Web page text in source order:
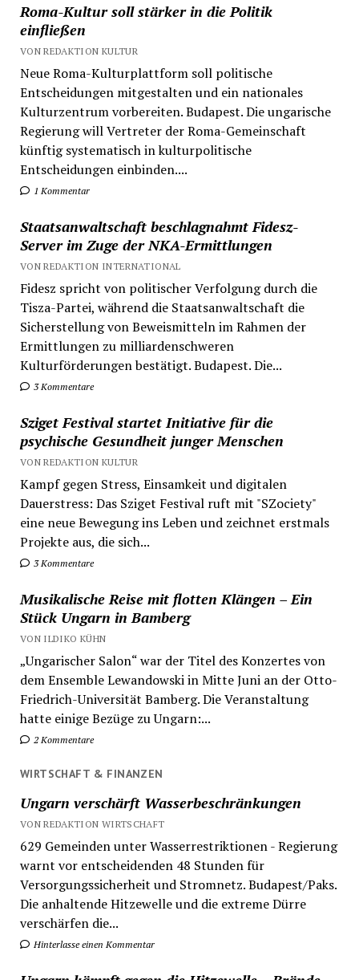
Roma-Kultur soll stärker in die Politik
einfließen
VON REDAKTION KULTUR
Neue Roma-Kulturplattform soll politische
Entscheidungen mitgestalten und ein nationales
Kulturzentrum vorbereiten. Budapest. Die ungarische
Regierung will Vertreter der Roma-Gemeinschaft
künftig systematisch in kulturpolitische
Entscheidungen einbinden....
1 Kommentar
Staatsanwaltschaft beschlagnahmt Fidesz-
Server im Zuge der NKA-Ermittlungen
VON REDAKTION INTERNATIONAL
Fidesz spricht von politischer Verfolgung durch die
Tisza-Partei, während die Staatsanwaltschaft die
Sicherstellung von Beweismitteln im Rahmen der
Ermittlungen zu milliardenschweren
Kulturförderungen bestätigt. Budapest. Die...
3 Kommentare
Sziget Festival startet Initiative für die
psychische Gesundheit junger Menschen
VON REDAKTION KULTUR
Kampf gegen Stress, Einsamkeit und digitalen
Dauerstress: Das Sziget Festival ruft mit "SZociety"
eine neue Bewegung ins Leben und zeichnet erstmals
Projekte aus, die sich...
3 Kommentare
Musikalische Reise mit flotten Klängen – Ein
Stück Ungarn in Bamberg
VON ILDIKO KÜHN
„Ungarischer Salon“ war der Titel des Konzertes von
dem Ensemble Lewandowski in Mitte Juni an der Otto-
Friedrich-Universität Bamberg. Die Veranstaltung
hatte einige Bezüge zu Ungarn:...
2 Kommentare
WIRTSCHAFT & FINANZEN
Ungarn verschärft Wasserbeschränkungen
VON REDAKTION WIRTSCHAFT
629 Gemeinden unter Wasserrestriktionen - Regierung
warnt vor entscheidenden 48 Stunden für
Versorgungssicherheit und Stromnetz. Budapest/Paks.
Die anhaltende Hitzewelle und die extreme Dürre
verschärfen die...
Hinterlasse einen Kommentar